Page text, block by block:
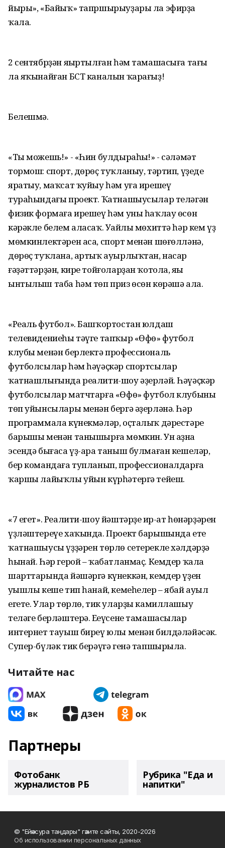
йыры», «Байыҡ» тапршырыуҙары ла эфирҙа
ҡала.
2 сентябрҙән яңыртылған һәм тамашасыға тағы
ла яҡынайған БСТ каналын ҡарағыҙ!
Белешмә.
«Ты можешь!» - «Һин булдыраһың!» - сәләмәт
тормош: спорт, дөрөҫ туҡланыу, тәртип, үҙеңде
яратыу, маҡсат ҡуйыу һәм уға ирешеү
тураһындағы проект. Ҡатнашыусылар теләгән
физик формаға ирешеү һәм уны һаҡлау өсөн
кәрәкле белем аласаҡ. Уңайлы мөхиттә һәр кем үҙ
мөмкинлектәрен аса, спорт менән шөғөлләнә,
дөрөҫ туҡлана, артыҡ ауырлыҡтан, насар
ғәҙәттәрҙән, кире тойғоларҙан ҡотола, яңы
ынтылыш таба һәм төп приз өсөн көрәшә ала.
«Реаль футбол». Башҡортостан юлдаш
телевидениеһы тәүге тапҡыр «Өфө» футбол
клубы менән берлектә профессиональ
футболсылар һәм һәүәҫкәр спортсылар
ҡатнашлығында реалити-шоу әҙерләй. Һәүәҫкәр
футболсылар матчтарға «Өфө» футбол клубының
төп уйынсылары менән бергә әҙерләнә. Һәр
программала күнекмәләр, оҫталыҡ дәрестәре
барышы менән танышырға мөмкин. Ун аҙна
эсендә бығаса үҙ-ара таныш булмаған кешеләр,
бер командаға тупланып, профессионалдарға
ҡаршы лайыҡлы уйын күрһәтергә тейеш.
«7 егет». Реалити-шоу йәштәрҙең ир-ат һөнәрҙәрен
үҙләштереүе хаҡында. Проект барышында ете
ҡатнашыусы үҙҙәрен төрлө сетерекле хәлдәрҙә
һынай. Һәр герой – ҡабатланмаҫ. Кемдер ҡала
шарттарында йәшәргә күнеккән, кемдер үҙен
уңышлы кеше тип һанай, кемеһелер – ябай ауыл
егете. Улар төрлө, тик уларҙы камиллашыу
теләге берләштерә. Еңеүсене тамашасылар
интернет тауыш биреү юлы менән билдәләйәсәк.
Супер-бүләк тик берәүгә генә тапшырыла.
Читайте нас
Партнеры
Фотобанк
журналистов РБ
Рубрика "Еда и
напитки"
© "Ейәнсура таңдары" гәзите сайты, 2020-2026
Об использовании персональных данных